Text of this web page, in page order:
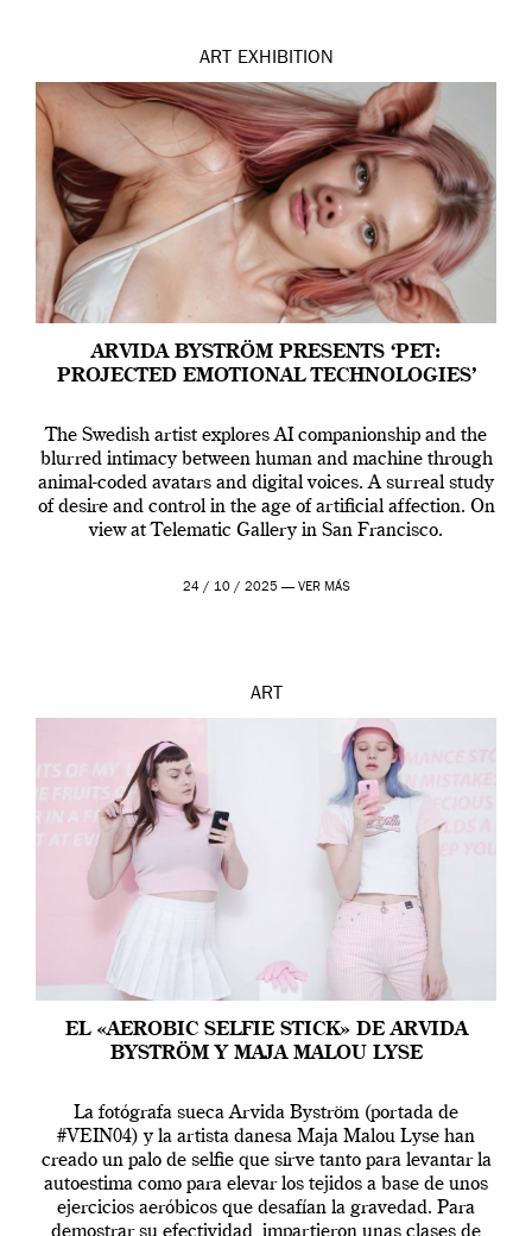
ART EXHIBITION
ARVIDA BYSTRÖM PRESENTS ‘PET:
PROJECTED EMOTIONAL TECHNOLOGIES’
The Swedish artist explores AI companionship and the
blurred intimacy between human and machine through
animal-coded avatars and digital voices. A surreal study
of desire and control in the age of artificial affection. On
view at Telematic Gallery in San Francisco.
24 / 10 / 2025 — VER MÁS
ART
EL «AEROBIC SELFIE STICK» DE ARVIDA
BYSTRÖM Y MAJA MALOU LYSE
La fotógrafa sueca Arvida Byström (portada de
#VEIN04) y la artista danesa Maja Malou Lyse han
creado un palo de selfie que sirve tanto para levantar la
autoestima como para elevar los tejidos a base de unos
ejercicios aeróbicos que desafían la gravedad. Para